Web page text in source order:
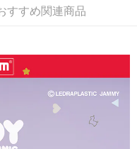
サービスという）はネットプ
供し、AFTEEが代金を徴収し
ばならない個人情報（注文者
、受取人住所を含むがこれに
必要な範囲内で利用されま
ついて、詳細はAFTEE公式ホ
用に関する声明』をご参照く
すすめ関連商品